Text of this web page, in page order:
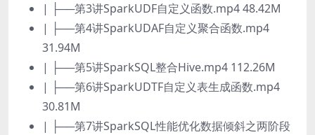
| ├──第3讲SparkUDF自定义函数.mp4 48.42M
| ├──第4讲SparkUDAF自定义聚合函数.mp4
31.94M
| ├──第5讲SparkSQL整合Hive.mp4 112.26M
| ├──第6讲SparkUDTF自定义表生成函数.mp4
30.81M
| ├──第7讲SparkSQL性能优化数据倾斜之两阶段